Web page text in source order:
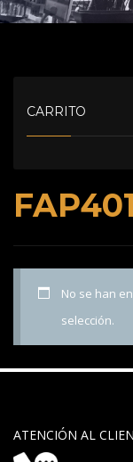
No se han
selección.
CARRITO
ATENCIÓN AL